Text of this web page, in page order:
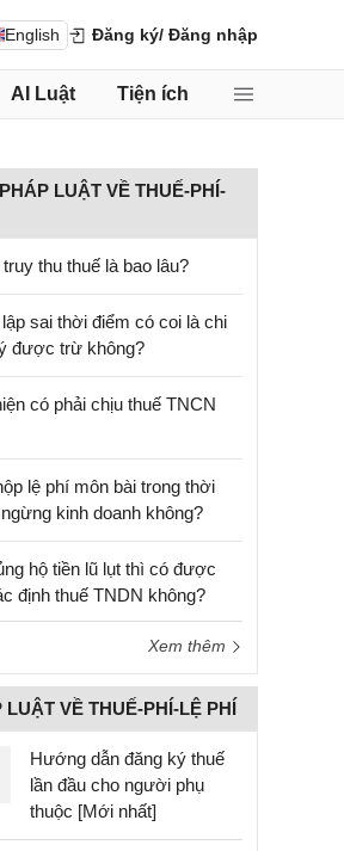
English Đăng ký/ Đăng nhập
AI Luật Tiện ích
LUẬT VỀ THUẾ-PHÍ-
thu thuế là bao lâu?
sai thời điểm có coi là chi
được trừ không?
có phải chịu thuế TNCN
lệ phí môn bài trong thời
kinh doanh không?
hộ tiền lũ lụt thì có được
định thuế TNDN không?
Xem thêm
LUẬT VỀ THUẾ-PHÍ-LỆ PHÍ
Hướng dẫn đăng ký thuế
lần đầu cho người phụ
thuộc [Mới nhất]